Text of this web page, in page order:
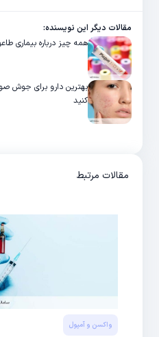
مقالات دیگر این نویسنده:
همه چیز درباره بیماری طاعون /
بهترین دارو برای
کنید
مقالات مرتبط
واکسن و آمپول